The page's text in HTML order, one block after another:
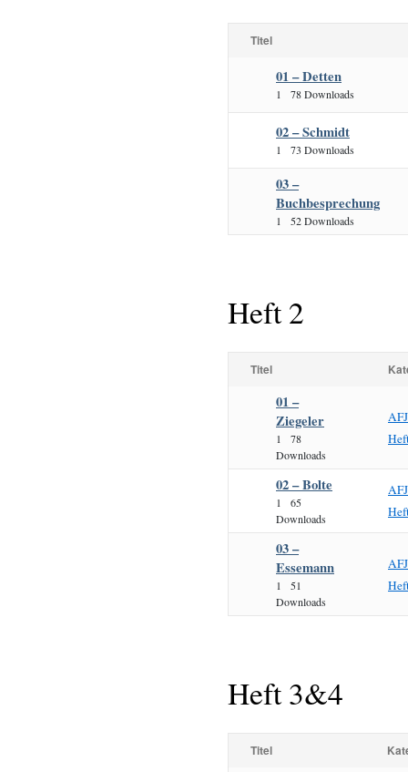
Titel
01 – Detten
1 78 Downloads
02 – Schmidt
1 73 Downloads
03 –
Buchbesprechung
1 52 Downloads
Heft 2
Titel
01 –
Ziegeler
1
78
Downloads
02 – Bolte
1
65
Downloads
03 –
Essemann
1
51
Downloads
Heft 3&4
Titel